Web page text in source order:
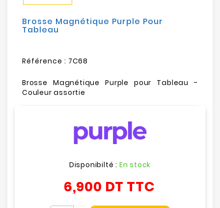
Brosse Magnétique Purple Pour
Tableau
Référence : 7C68
Brosse Magnétique Purple pour Tableau -
Couleur assortie
Disponibilté : En stock
6,900 DT TTC